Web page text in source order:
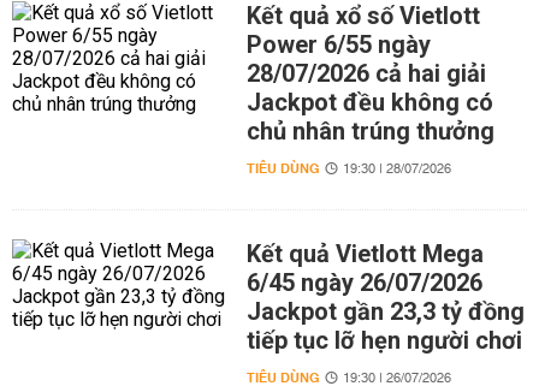
Kết quả xổ số Vietlott
Power 6/55 ngày
28/07/2026 cả hai giải
Jackpot đều không có
chủ nhân trúng thưởng
TIÊU DÙNG 19:30 | 28/07/2026
Kết quả Vietlott Mega
6/45 ngày 26/07/2026
Jackpot gần 23,3 tỷ đồng
tiếp tục lỡ hẹn người chơi
TIÊU DÙNG 19:30 | 26/07/2026